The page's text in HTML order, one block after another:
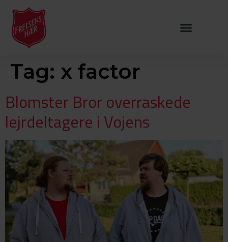
Tag: x factor
Blomster Bror overraskede
lejrdeltagere i Vojens